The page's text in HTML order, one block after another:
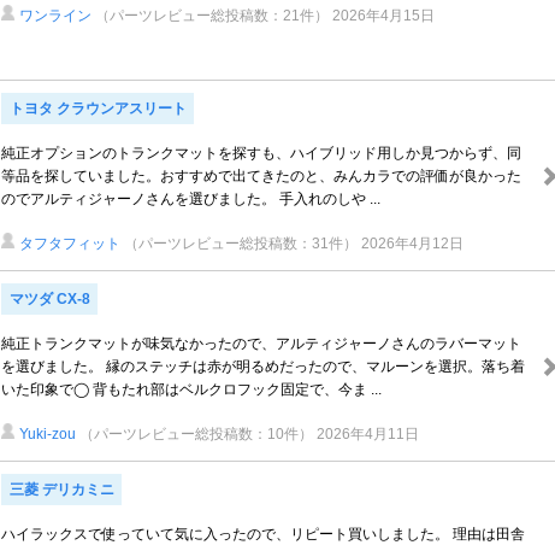
ワンライン （パーツレビュー総投稿数：21件） 2026年4月15日
トヨタ クラウンアスリート
純正オプションのトランクマットを探すも、ハイブリッド用しか見つからず、同
等品を探していました。おすすめで出てきたのと、みんカラでの評価が良かった
のでアルティジャーノさんを選びました。 手入れのしや ...
タフタフィット （パーツレビュー総投稿数：31件） 2026年4月12日
マツダ CX-8
純正トランクマットが味気なかったので、アルティジャーノさんのラバーマット
を選びました。 縁のステッチは赤が明るめだったので、マルーンを選択。落ち着
いた印象で◯ 背もたれ部はベルクロフック固定で、今ま ...
Yuki-zou （パーツレビュー総投稿数：10件） 2026年4月11日
三菱 デリカミニ
ハイラックスで使っていて気に入ったので、リピート買いしました。 理由は田舎